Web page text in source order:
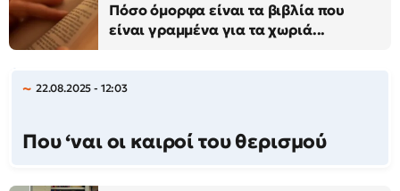
Πόσο όμορφα είναι τα βιβλία που
είναι γραμμένα για τα χωριά...
22.08.2025 - 12:03
Που ‘ναι οι καιροί του θερισμού